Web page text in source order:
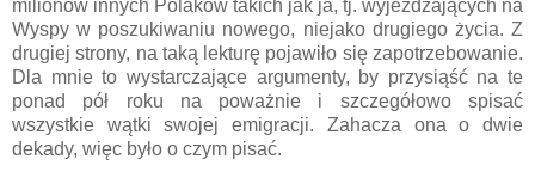
milionów innych Polaków takich jak ja, tj. wyjeżdżających na
Wyspy w poszukiwaniu nowego, niejako drugiego życia. Z
drugiej strony, na taką lekturę pojawiło się zapotrzebowanie.
Dla mnie to wystarczające argumenty, by przysiąść na te
ponad pół roku na poważnie i szczegółowo spisać
wszystkie wątki swojej emigracji. Zahacza ona o dwie
dekady, więc było o czym pisać.